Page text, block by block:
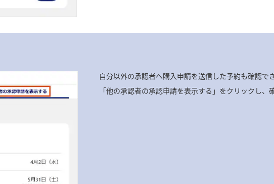
自分以外の承認者へ購入申請を送信した予約も確認でき
「他の承認者の承認申請を表示する」をクリックし、